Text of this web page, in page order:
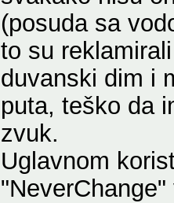
(posuda sa
to su
duvanski dim i
puta, teško da
zvuk.
Uglavnom